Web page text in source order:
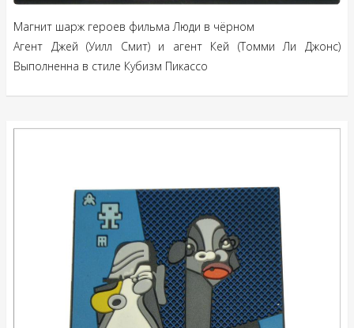
Магнит шарж героев фильма Люди в чёрном
Агент Джей (Уилл Смит) и агент Кей (Томми Ли Джонс)
Выполненна в стиле Кубизм Пикассо